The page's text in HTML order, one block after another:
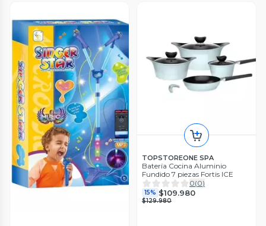
TOPSTOREONE SPA
Batería Cocina Aluminio
Fundido 7 piezas Fortis ICE
0(0)
15% $109.980
$129.980